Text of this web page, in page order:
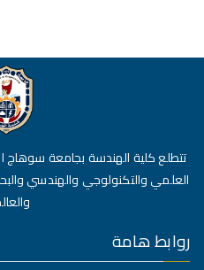
تتطلع كلية الهندسة بجامعة سوهاج
العلمي والتكنولوجي والهندسي
روابط هامة